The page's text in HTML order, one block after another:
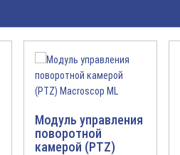
Модуль управления
поворотной
камерой (PTZ)